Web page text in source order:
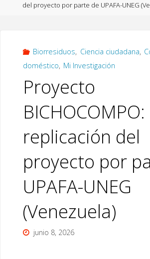
del proyecto por parte de UPAFA-UNEG
Biorresiduos, Ciencia ciudadana,
doméstico, Mi Investigación
Proyecto
BICHOCOMPO:
replicación del
proyecto por
UPAFA-UNEG
(Venezuela)
junio 8, 2026